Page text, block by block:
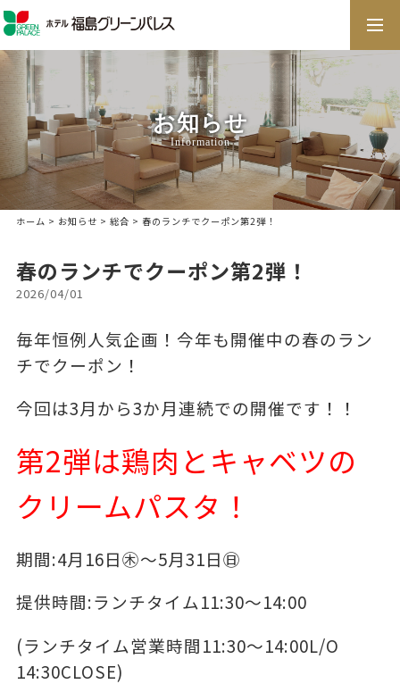
お知らせ
Information
ホーム > お知らせ > 総合 > 春のランチでクーポン第2弾！
春のランチでクーポン第2弾！
2026/04/01
毎年恒例人気企画！今年も開催中の春のラン
チでクーポン！
今回は3月から3か月連続での開催です！！
第2弾は鶏肉とキャベツの
クリームパスタ！
期間:4月16日㊍～5月31日㊐
提供時間:ランチタイム11:30～14:00
(ランチタイム営業時間11:30～14:00L/O
14:30CLOSE)